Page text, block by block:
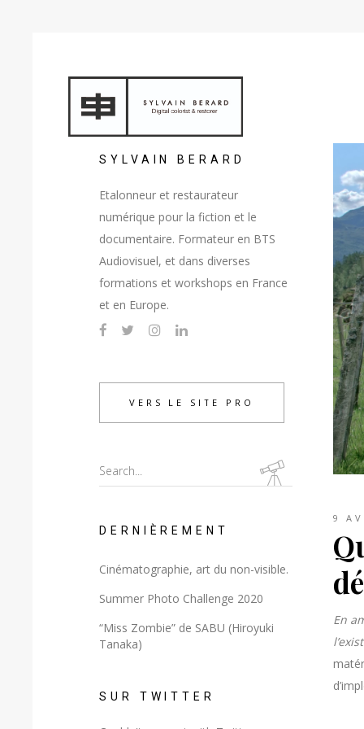
9
En
SYLVAIN BERARD
Etalonneur et restaurateur
numérique pour la fiction et le
documentaire. Formateur en BTS
Audiovisuel, et dans diverses
formations et workshops en France
et en Europe.
VERS LE SITE PRO
Search
for:
DERNIÈREMENT
Cinématographie, art du non-visible.
Summer Photo Challenge 2020
“Miss Zombie” de SABU (Hiroyuki
Tanaka)
SUR TWITTER